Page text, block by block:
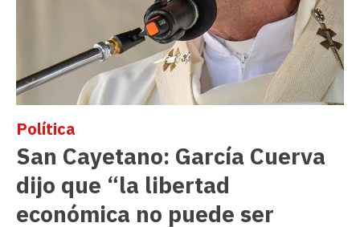
San Cayetano: García Cuerva
dijo que “la libertad
económica no puede ser
Política